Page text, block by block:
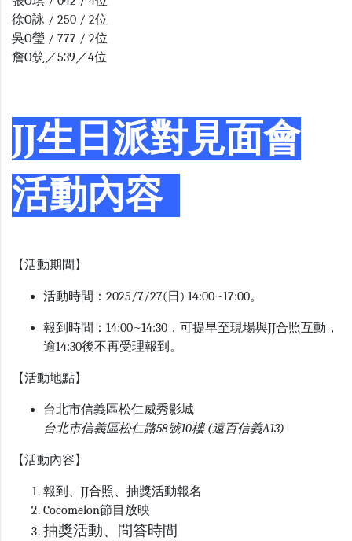
徐O詠 / 250 / 2位
吳O瑩 / 777 / 2位
詹O筑／539／4位
JJ生日派對見面會
活動內容
【活動期間】
活動時間：2025/7/27(日) 14:00~17:00。
報到時間：14:00~14:30，可提早至現場與JJ合照互動，
逾14:30後不再受理報到。
【活動地點】
台北市信義區松仁威秀影城
台北市信義區松仁路58號10樓 (遠百信義A13)
【活動內容】
報到、JJ合照、抽獎活動報名
Cocomelon節目放映
抽獎活動、問答時間